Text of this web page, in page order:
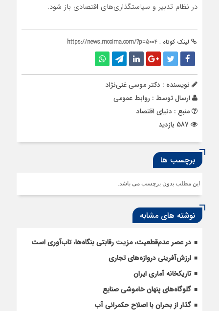
در نظام تدبیر و سیاستگذاری‌های اقتصادی باز شود.
لینک کوتاه : https://news.mccima.com/?p=5004
نویسنده : دکتر موسی غنی‌نژاد
ارسال توسط : روابط عمومی
منبع : دنیای اقتصاد
برچسب ها
این مطلب بدون برچسب می باشد.
نوشته های مشابه
در عصر عدم‌قطعیت، مزیت رقابتی بنگاه‌ها، تاب‌آوری است
ارزش‌آفرینی دروازه‌های تجاری
تاریکخانه آماری ایران
گلوگاه‌های پنهان خاموشی صنایع
گذار از بحران با اصلاح حکمرانی آب